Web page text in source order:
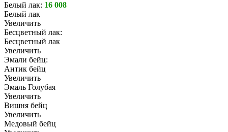
Белый лак: 16 008
Белый лак
Увеличить
Бесцветный лак:
Бесцветный лак
Увеличить
Эмали бейц:
Антик бейц
Увеличить
Эмаль Голубая
Увеличить
Вишня бейц
Увеличить
Медовый бейц